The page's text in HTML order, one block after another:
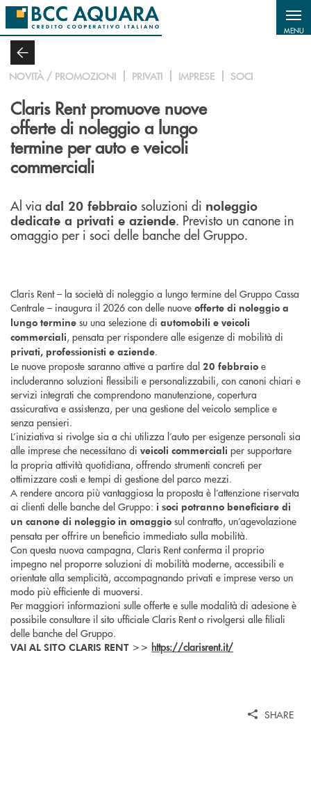
Salta al contenuto principale
MENU
NOVITÀ / PROMOZIONI PRIVATI IMPRESE SOCI
Claris Rent promuove nuove
offerte di noleggio a lungo
termine per auto e veicoli
commerciali
Al via dal 20 febbraio soluzioni di noleggio
dedicate a privati e aziende. Previsto un canone in
omaggio per i soci delle banche del Gruppo.
Claris Rent – la società di noleggio a lungo termine del Gruppo Cassa
Centrale – inaugura il 2026 con delle nuove offerte di noleggio a
lungo termine su una selezione di automobili e veicoli
commerciali, pensata per rispondere alle esigenze di mobilità di
privati, professionisti e aziende.
Le nuove proposte saranno attive a partire dal 20 febbraio e
includeranno soluzioni flessibili e personalizzabili, con canoni chiari e
servizi integrati che comprendono manutenzione, copertura
assicurativa e assistenza, per una gestione del veicolo semplice e
senza pensieri.
L’iniziativa si rivolge sia a chi utilizza l’auto per esigenze personali sia
alle imprese che necessitano di veicoli commerciali per supportare
la propria attività quotidiana, offrendo strumenti concreti per
ottimizzare costi e tempi di gestione del parco mezzi.
A rendere ancora più vantaggiosa la proposta è l’attenzione riservata
ai clienti delle banche del Gruppo: i soci potranno beneficiare di
un canone di noleggio in omaggio sul contratto, un’agevolazione
pensata per offrire un beneficio immediato sulla mobilità.
Con questa nuova campagna, Claris Rent conferma il proprio
impegno nel proporre soluzioni di mobilità moderne, accessibili e
orientate alla semplicità, accompagnando privati e imprese verso un
modo più efficiente di muoversi.
Per maggiori informazioni sulle offerte e sulle modalità di adesione è
possibile consultare il sito ufficiale Claris Rent o rivolgersi alle filiali
delle banche del Gruppo.
VAI AL SITO CLARIS RENT >> https://clarisrent.it/
SHARE